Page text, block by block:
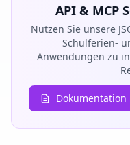
API & MCP
Nutzen Sie unsere
Schulferien-
Anwendungen zu
Dokumentation